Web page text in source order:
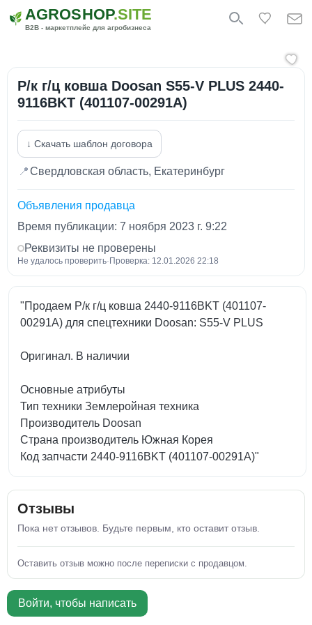
AGROSHOP.SITE
B2B - маркетплейс для агробизнеса
Р/к г/ц ковша Doosan S55-V PLUS 2440-
9116BKT (401107-00291A)
↓ Скачать шаблон договора
📍Свердловская область, Екатеринбург
Объявления продавца
Время публикации: 7 ноября 2023 г. 9:22
Реквизиты не проверены
Не удалось проверить· Проверка: 12.01.2026 22:18
"Продаем Р/к г/ц ковша 2440-9116BKT (401107-
00291A) для спецтехники Doosan: S55-V PLUS
Оригинал. В наличии
Основные атрибуты
Тип техники Землеройная техника
Производитель Doosan
Страна производитель Южная Корея
Код запчасти 2440-9116BKT (401107-00291A)"
Отзывы
Пока нет отзывов. Будьте первым, кто оставит отзыв.
Оставить отзыв можно после переписки с продавцом.
Войти, чтобы написать